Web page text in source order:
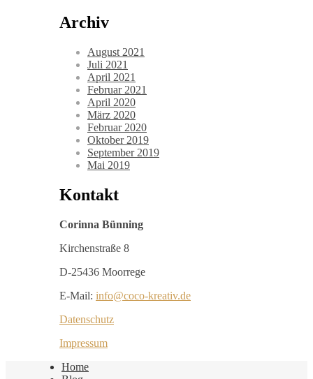
Archiv
August 2021
Juli 2021
April 2021
Februar 2021
April 2020
März 2020
Februar 2020
Oktober 2019
September 2019
Mai 2019
Kontakt
Corinna Bünning
Kirchenstraße 8
D-25436 Moorrege
E-Mail: info@coco-kreativ.de
Datenschutz
Impressum
Home